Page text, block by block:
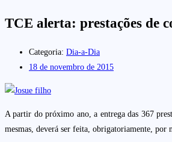
TCE alerta: prestações de
Categoria: Dia-a-Dia
18 de novembro de 2015
A partir do próximo ano, a entrega das 367
mesmas, deverá ser feita, obrigatoriamente, por